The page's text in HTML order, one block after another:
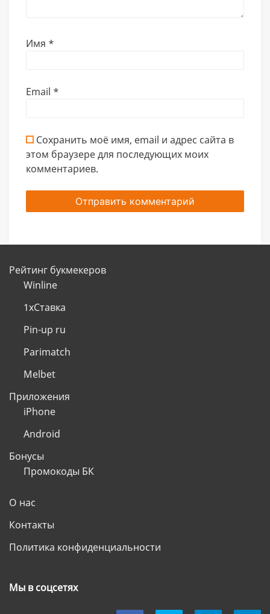
Имя *
Email *
Сохранить моё имя, email и адрес сайта в
этом браузере для последующих моих
комментариев.
Рейтинг букмекеров
Winline
1хСтавка
Pin-up ru
Parimatch
Melbet
Приложения
iPhone
Android
Бонусы
Промокоды БК
О нас
Контакты
Политика конфиденциальности
Мы в соцсетях